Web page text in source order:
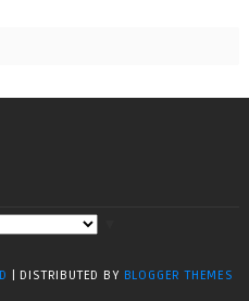
| DISTRIBUTED BY BLOGGER THEMES